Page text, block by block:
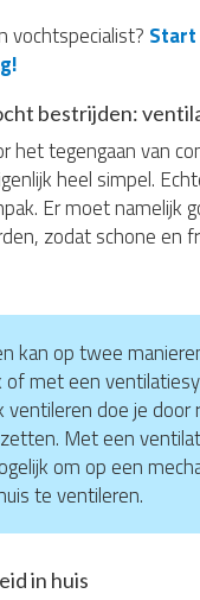
vochtspecialist? Start
bestrijden:
het tegengaan van
heel simpel.
Er moet namelijk
zodat schone en
kan op twee
of met een
ventileren doe je door
Met een
om op een
te ventileren.
in huis